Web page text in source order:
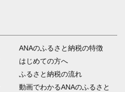
ANAのふるさと納税の特徴
はじめての方へ
ふるさと納税の流れ
動画でわかるANAのふるさと